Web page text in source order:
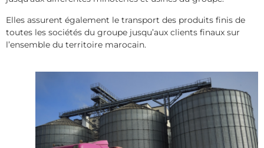
Elles assurent également le transport des produits finis de
toutes les sociétés du groupe jusqu’aux clients finaux sur
l’ensemble du territoire marocain.